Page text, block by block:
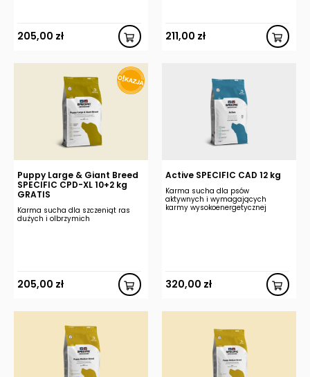
205,00 zł 211,00 zł
Puppy Large & Giant Breed
SPECIFIC CPD-XL 10+2 kg
GRATIS
Karma sucha dla szczeniąt ras
dużych i olbrzymich
205,00 zł
Active SPECIFIC CAD 12 kg
Karma sucha dla psów
aktywnych i wymagających
karmy wysokoenergetycznej
320,00 zł